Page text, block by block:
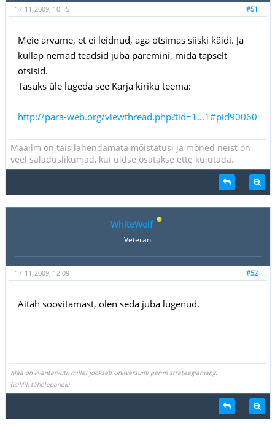
#51
17-11-2009, 10:15
Meie arvame, et ei leidnud, aga otsimas siiski käidi. Ja
küllap nemad teadsid juba paremini, mida täpselt
otsisid.
Tasuks üle lugeda see Karja kiriku teema:
http://para-web.org/viewthread.php?tid=1...1#pid90060
Maailm on täis lahendamata mõistatusi ja mõned neist on
veel saladuslikumad, kui üldse osatakse ette kujutada.
WhiteWolf
Veteran
#52
17-11-2009, 12:09
Aitäh soovitamast, olen seda juba lugenud.
Maa on kvantarvuti, millel jookseb Uniwersumi parim strateegiamäng.
(isiklik tähelepanek)